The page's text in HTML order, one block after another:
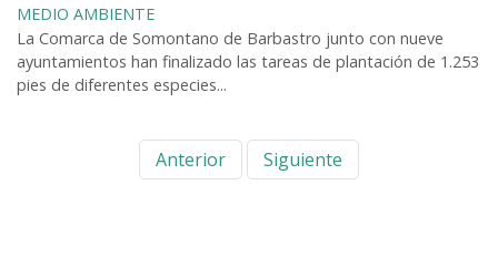
MEDIO AMBIENTE
La Comarca de Somontano de Barbastro junto con nueve
ayuntamientos han finalizado las tareas de plantación de 1.253
pies de diferentes especies...
Anterior Siguiente